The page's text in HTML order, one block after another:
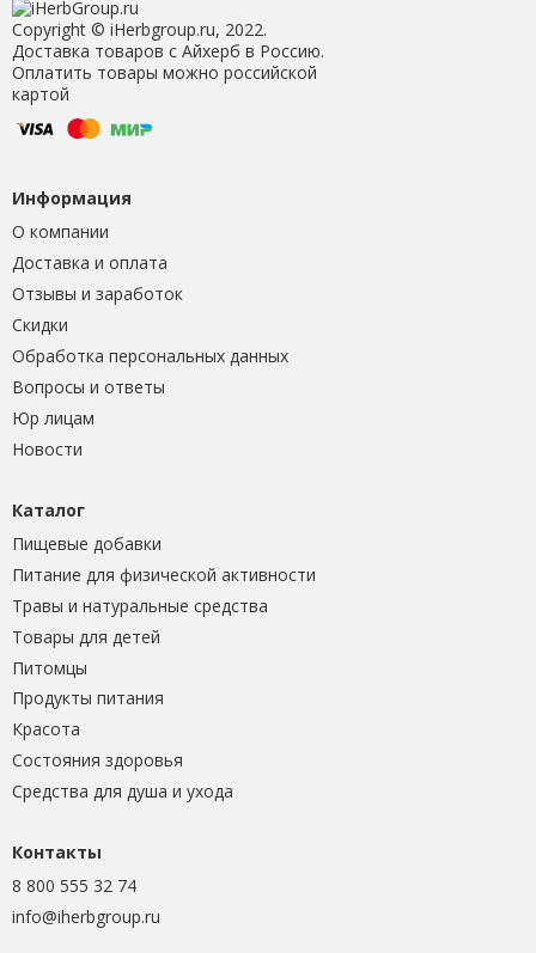
Copyright © iHerbgroup.ru, 2022.
Доставка товаров с Айхерб в Россию.
Оплатить товары можно российской
картой
Информация
О компании
Доставка и оплата
Отзывы и заработок
Скидки
Обработка персональных данных
Вопросы и ответы
Юр лицам
Новости
Каталог
Пищевые добавки
Питание для физической активности
Травы и натуральные средства
Товары для детей
Питомцы
Продукты питания
Красота
Состояния здоровья
Средства для душа и ухода
Контакты
8 800 555 32 74
info@iherbgroup.ru